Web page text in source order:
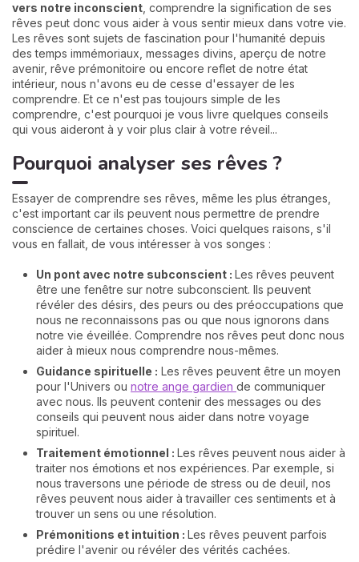
vers notre inconscient , comprendre la signification de ses
rêves peut donc vous aider à vous sentir mieux dans votre vie.
Les rêves sont sujets de fascination pour l'humanité depuis
des temps immémoriaux, messages divins, aperçu de notre
avenir, rêve prémonitoire ou encore reflet de notre état
intérieur, nous n'avons eu de cesse d'essayer de les
comprendre. Et ce n'est pas toujours simple de les
comprendre, c'est pourquoi je vous livre quelques conseils
qui vous aideront à y voir plus clair à votre réveil...
Pourquoi analyser ses rêves ?
Essayer de comprendre ses rêves, même les plus étranges,
c'est important car ils peuvent nous permettre de prendre
conscience de certaines choses. Voici quelques raisons, s'il
vous en fallait, de vous intéresser à vos songes :
Un pont avec notre subconscient : Les rêves peuvent
être une fenêtre sur notre subconscient. Ils peuvent
révéler des désirs, des peurs ou des préoccupations que
nous ne reconnaissons pas ou que nous ignorons dans
notre vie éveillée. Comprendre nos rêves peut donc nous
aider à mieux nous comprendre nous-mêmes.
Guidance spirituelle : Les rêves peuvent être un moyen
pour l'Univers ou notre ange gardien de communiquer
avec nous. Ils peuvent contenir des messages ou des
conseils qui peuvent nous aider dans notre voyage
spirituel.
Traitement émotionnel : Les rêves peuvent nous aider à
traiter nos émotions et nos expériences. Par exemple, si
nous traversons une période de stress ou de deuil, nos
rêves peuvent nous aider à travailler ces sentiments et à
trouver un sens ou une résolution.
Prémonitions et intuition : Les rêves peuvent parfois
prédire l'avenir ou révéler des vérités cachées.